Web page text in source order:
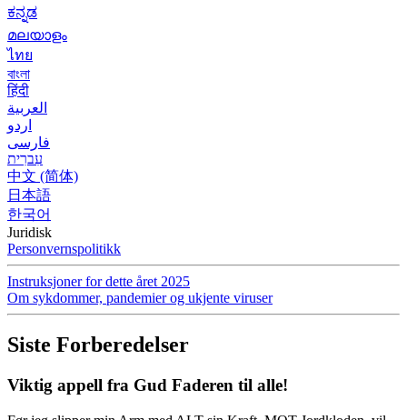
ಕನ್ನಡ
മലയാളം
ไทย
বাংলা
हिंदी
العربية
اردو
فارسی
עִברִית
中文 (简体)
日本語
한국어
Juridisk
Personvernspolitikk
Instruksjoner for dette året 2025
Om sykdommer, pandemier og ukjente viruser
Siste Forberedelser
Viktig appell fra Gud Faderen til alle!